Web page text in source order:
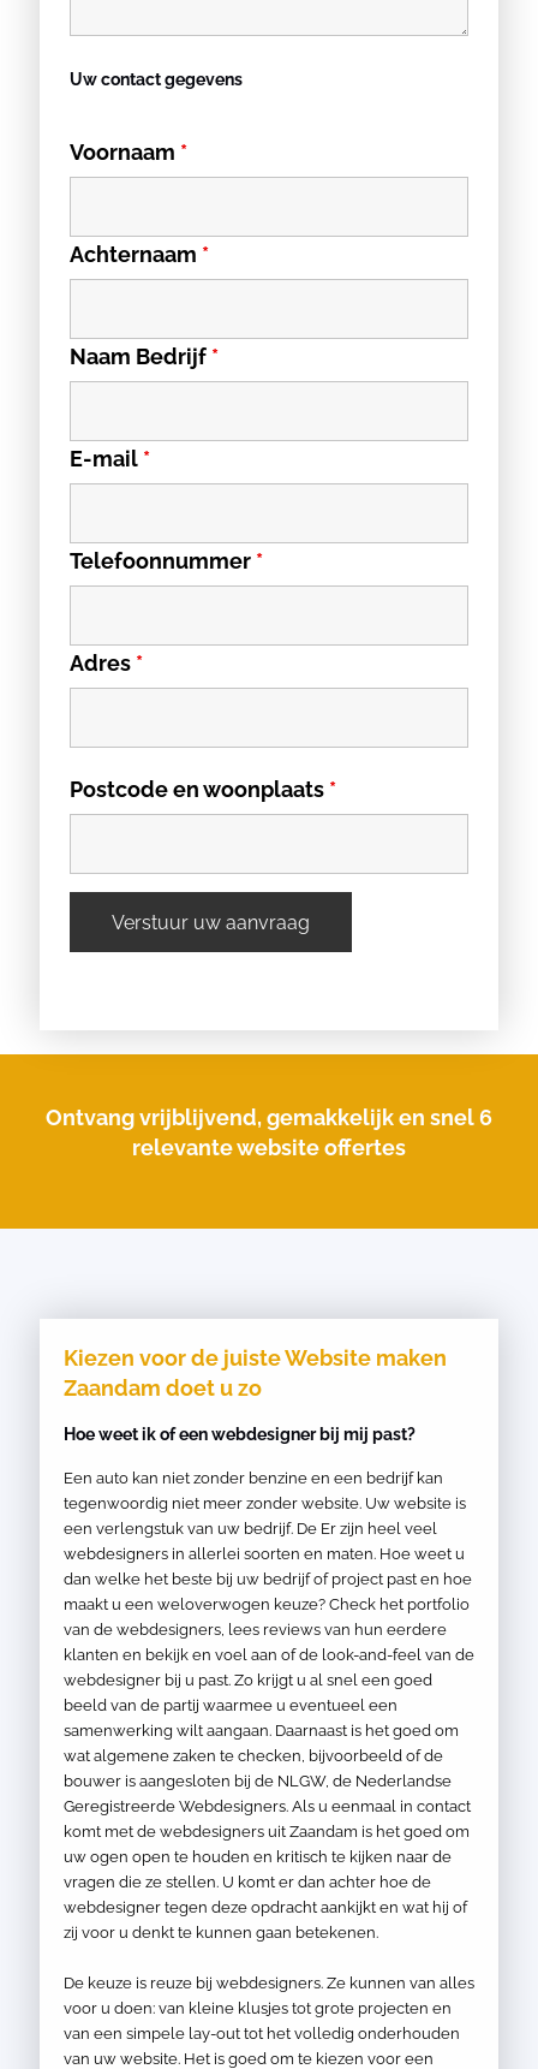
Uw contact gegevens
Voornaam *
Achternaam *
Naam Bedrijf *
E-mail *
Telefoonnummer *
Adres *
Postcode en woonplaats *
Ontvang vrijblijvend, gemakkelijk en snel 6
relevante website offertes
Kiezen voor de juiste Website maken
Zaandam doet u zo
Hoe weet ik of een webdesigner bij mij past?
Een auto kan niet zonder benzine en een bedrijf kan
tegenwoordig niet meer zonder website. Uw website is
een verlengstuk van uw bedrijf. De Er zijn heel veel
webdesigners in allerlei soorten en maten. Hoe weet u
dan welke het beste bij uw bedrijf of project past en hoe
maakt u een weloverwogen keuze? Check het portfolio
van de webdesigners, lees reviews van hun eerdere
klanten en bekijk en voel aan of de look-and-feel van de
webdesigner bij u past. Zo krijgt u al snel een goed
beeld van de partij waarmee u eventueel een
samenwerking wilt aangaan. Daarnaast is het goed om
wat algemene zaken te checken, bijvoorbeeld of de
bouwer is aangesloten bij de NLGW, de Nederlandse
Geregistreerde Webdesigners. Als u eenmaal in contact
komt met de webdesigners uit Zaandam is het goed om
uw ogen open te houden en kritisch te kijken naar de
vragen die ze stellen. U komt er dan achter hoe de
webdesigner tegen deze opdracht aankijkt en wat hij of
zij voor u denkt te kunnen gaan betekenen.
De keuze is reuze bij webdesigners. Ze kunnen van alles
voor u doen: van kleine klusjes tot grote projecten en
van een simpele lay-out tot het volledig onderhouden
van uw website. Het is goed om te kiezen voor een